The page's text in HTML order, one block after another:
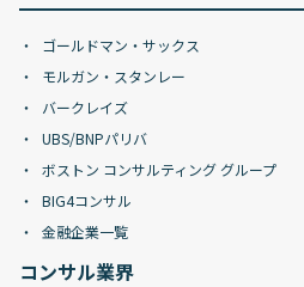
ゴールドマン・サックス
モルガン・スタンレー
バークレイズ
UBS/BNPパリバ
ボストン コンサルティング グループ
BIG4コンサル
金融企業一覧
コンサル業界